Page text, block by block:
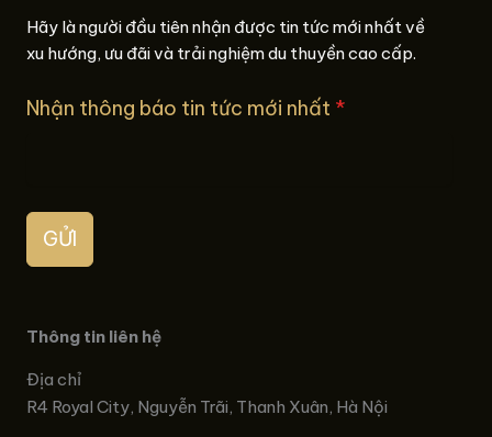
Hãy là người đầu tiên nhận được tin tức mới nhất về
xu hướng, ưu đãi và trải nghiệm du thuyền cao cấp.
Nhận thông báo tin tức mới nhất *
GỬI
Thông tin liên hệ
Địa chỉ
R4 Royal City, Nguyễn Trãi, Thanh Xuân, Hà Nội